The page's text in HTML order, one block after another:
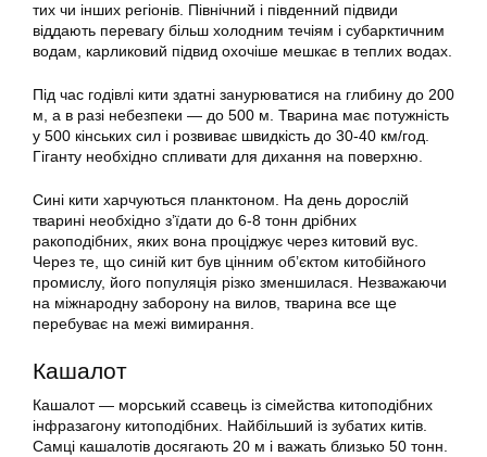
тих чи інших регіонів. Північний і південний підвиди
віддають перевагу більш холодним течіям і субарктичним
водам, карликовий підвид охочіше мешкає в теплих водах.
Під час годівлі кити здатні занурюватися на глибину до 200
м, а в разі небезпеки — до 500 м. Тварина має потужність
у 500 кінських сил і розвиває швидкість до 30-40 км/год.
Гіганту необхідно спливати для дихання на поверхню.
Сині кити харчуються планктоном. На день дорослій
тварині необхідно з’їдати до 6-8 тонн дрібних
ракоподібних, яких вона проціджує через китовий вус.
Через те, що синій кит був цінним об’єктом китобійного
промислу, його популяція різко зменшилася. Незважаючи
на міжнародну заборону на вилов, тварина все ще
перебуває на межі вимирання.
Кашалот
Кашалот — морський ссавець із сімейства китоподібних
інфразагону китоподібних. Найбільший із зубатих китів.
Самці кашалотів досягають 20 м і важать близько 50 тонн.